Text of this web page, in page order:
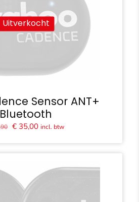
Uitverkocht
Sensor ANT+
Bluetooth
Oorspronkelijke
€ 35,00Huidige
incl. btw